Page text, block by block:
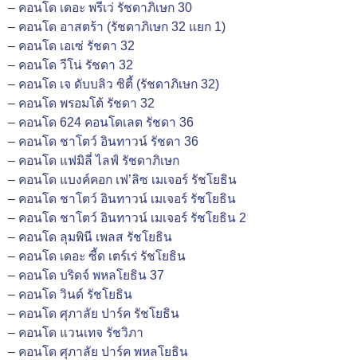
– คอนโด เดอะ พรีเว่ รัชดาภิเษก 30
– คอนโด อาสตร้า (รัชดาภิเษก 32 แยก 1)
– คอนโด เอเซ่ รัชดา 32
– คอนโด วีโน่ รัชดา 32
– คอนโด เจ ดับบลิว ซิตี้ (รัชดาภิเษก 32)
– คอนโด พรอมโต้ รัชดา 32
– คอนโด 624 คอนโดเลต รัชดา 36
– คอนโด ชาโตว์ อินทาวน์ รัชดา 36
– คอนโด แฟมิลี่ ไลฟ์ รัชดาภิเษก
– คอนโด แบงค์คอก เฟ’ลิซ เมเจอร์ รัชโยธิน
– คอนโด ชาโตว์ อินทาวน์ เมเจอร์ รัชโยธิน
– คอนโด ชาโตว์ อินทาวน์ เมเจอร์ รัชโยธิน 2
– คอนโด ลุมพินี เพลส รัชโยธิน
– คอนโด เดอะ ซี้ด เตร์เร่ รัชโยธิน
– คอนโด บริดจ์ พหลโยธิน 37
– คอนโด วินด์ รัชโยธิน
– คอนโด ศุภาลัย ปาร์ค รัชโยธิน
– คอนโด แวนเทจ รัชวิภา
– คอนโด ศุภาลัย ปาร์ค พหลโยธิน